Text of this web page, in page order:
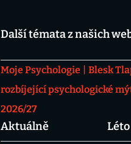
Další témata z našich
Moje Psychologie Blesk
rozbíjející psychologické
2026/27
Aktuálně